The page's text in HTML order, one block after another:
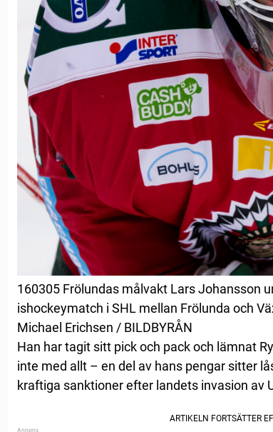
160305 Frölundas målvakt Lars Johansson
ishockeymatch i SHL mellan Frölunda och
Michael Erichsen / BILDBYRÅN
Han har tagit sitt pick och pack och lämnat
inte med allt – en del av hans pengar sitter
kraftiga sanktioner efter landets invasion av